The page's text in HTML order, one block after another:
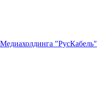
"РусКабель"